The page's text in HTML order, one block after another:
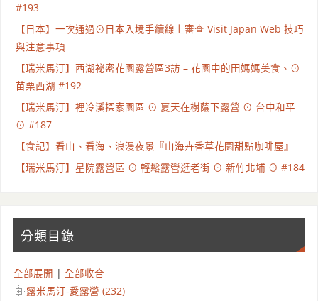
#193
【日本】一次通過⊙日本入境手續線上審查 Visit Japan Web 技巧
與注意事項
【瑞米馬汀】西湖祕密花園露營區3訪 – 花園中的田媽媽美食、⊙
苗栗西湖 #192
【瑞米馬汀】裡冷溪探索園區 ⊙ 夏天在樹蔭下露營 ⊙ 台中和平
⊙ #187
【食記】看山、看海、浪漫夜景『山海卉香草花園甜點咖啡屋』
【瑞米馬汀】星院露營區 ⊙ 輕鬆露營逛老街 ⊙ 新竹北埔 ⊙ #184
分類目錄
全部展開 | 全部收合
露米馬汀-愛露營 (232)